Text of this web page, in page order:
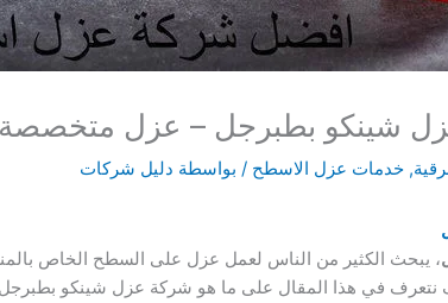
شينكو بطبرجل – عزل متخصصة
,خدمات عزل الاسطح / بواسطة دليل شركات
، يبحث الكثير من الناس لعمل عزل على السطح الخاص
في هذا المقال على ما هو شركة عزل شينكو بطبرجل